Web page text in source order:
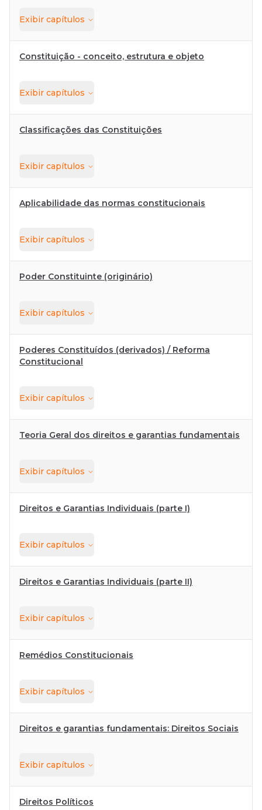
Exibir capítulos
Constituição - conceito, estrutura e objeto
Exibir capítulos
Classificações das Constituições
Exibir capítulos
Aplicabilidade das normas constitucionais
Exibir capítulos
Poder Constituinte (originário)
Exibir capítulos
Poderes Constituídos (derivados) / Reforma
Constitucional
Exibir capítulos
Teoria Geral dos direitos e garantias fundamentais
Exibir capítulos
Direitos e Garantias Individuais (parte I)
Exibir capítulos
Direitos e Garantias Individuais (parte II)
Exibir capítulos
Remédios Constitucionais
Exibir capítulos
Direitos e garantias fundamentais: Direitos Sociais
Exibir capítulos
Direitos Políticos